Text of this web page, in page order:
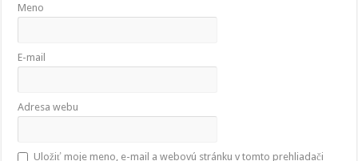
Meno
E-mail
Adresa webu
Uložiť moje meno, e-mail a webovú stránku v tomto prehliadači